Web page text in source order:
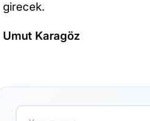
girecek.
Umut Karagöz